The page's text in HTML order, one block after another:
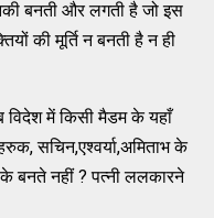
बनती और लगती है जो इस
की मूर्ति न बनती है न ही
विदेश में किसी मैडम के यहाँ
सचिन,एश्वर्या,अमिताभ के
बनते नहीं ? पत्नी ललकारने